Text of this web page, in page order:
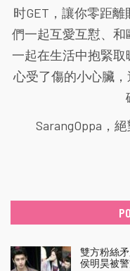
时GET，讓你零距
們一起互愛互懟、
一起在生活中抱緊
心受了傷的小心臟
SarangOppa，
雙方粉絲
侯明昊被警